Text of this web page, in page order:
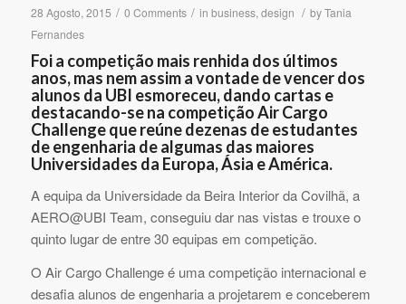
28 Agosto, 2015 / 0 Comments / in business, design / byTania
Fernandes
Foi a competição mais renhida dos últimos
anos, mas nem assim a vontade de vencer dos
alunos da UBI esmoreceu, dando cartas e
destacando-se na competição Air Cargo
Challenge que reúne dezenas de estudantes
de engenharia de algumas das maiores
Universidades da Europa, Ásia e América.
A equipa da Universidade da Beira Interior da Covilhã, a
AERO@UBI Team, conseguiu dar nas vistas e trouxe o
quinto lugar de entre 30 equipas em competição.
O Air Cargo Challenge é uma competição internacional e
desafia alunos de engenharia a projetarem e conceberem